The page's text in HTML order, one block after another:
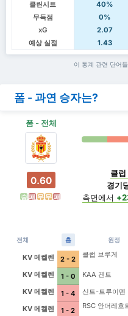
클린시트
40%
무득점
0%
xG
2.07
예상 실점
1.43
이 통계 관련 단어
폼 - 과연 승자는?
폼 - 전체
0.60
승 패 무 무패
클럽
경기
측면에서
전체 홈 원정
KV 메켈렌 2 - 2
클럽 브루게
KV 메켈렌 1 - 0
KAA 겐트
KV 메켈렌
1 - 4
신트-트루이덴
KV 메켈렌
1 - 2
RSC 안더레흐